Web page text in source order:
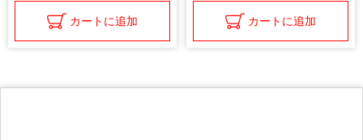
カートに追加 カートに追加